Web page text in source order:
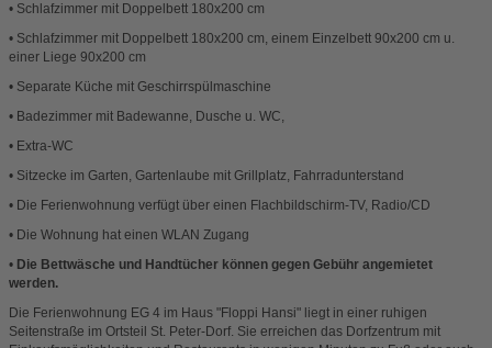
• Schlafzimmer mit Doppelbett 180x200 cm
• Schlafzimmer mit Doppelbett 180x200 cm, einem Einzelbett 90x200 cm u.
einer Liege 90x200 cm
• Separate Küche mit Geschirrspülmaschine
• Badezimmer mit Badewanne, Dusche u. WC,
• Extra-WC
• Sitzecke im Garten, Gartenlaube mit Grillplatz, Fahrradunterstand
• Die Ferienwohnung verfügt über einen Flachbildschirm-TV, Radio/CD
• Die Wohnung hat einen WLAN Zugang
• Die Bettwäsche und Handtücher können gegen Gebühr angemietet
werden.
Die Ferienwohnung EG 4 im Haus "Floppi Hansi" liegt in einer ruhigen
Seitenstraße im Ortsteil St. Peter-Dorf. Sie erreichen das Dorfzentrum mit